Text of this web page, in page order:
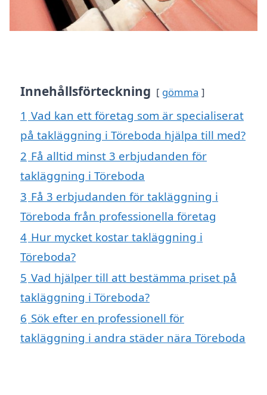
Innehållsförteckning gömma
1 Vad kan ett företag som är specialiserat
på takläggning i Töreboda hjälpa till med?
2 Få alltid minst 3 erbjudanden för
takläggning i Töreboda
3 Få 3 erbjudanden för takläggning i
Töreboda från professionella företag
4 Hur mycket kostar takläggning i
Töreboda?
5 Vad hjälper till att bestämma priset på
takläggning i Töreboda?
6 Sök efter en professionell för
takläggning i andra städer nära Töreboda